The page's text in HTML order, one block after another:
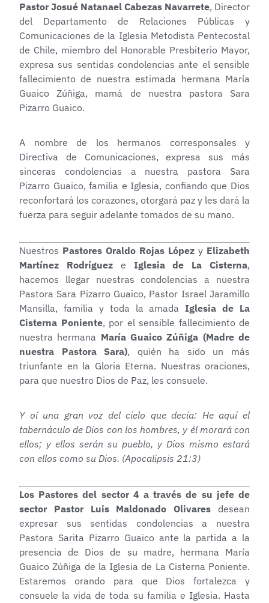
Pastor Josué Natanael Cabezas Navarrete, Director
del Departamento de Relaciones Públicas y
Comunicaciones de la Iglesia Metodista Pentecostal
de Chile, miembro del Honorable Presbiterio Mayor,
expresa sus sentidas condolencias ante el sensible
fallecimiento de nuestra estimada hermana María
Guaico Zúñiga, mamá de nuestra pastora Sara
Pizarro Guaico.
A nombre de los hermanos corresponsales y
Directiva de Comunicaciones, expresa sus más
sinceras condolencias a nuestra pastora Sara
Pizarro Guaico, familia e Iglesia, confiando que Dios
reconfortará los corazones, otorgará paz y les dará la
fuerza para seguir adelante tomados de su mano.
Nuestros Pastores Oraldo Rojas López y Elizabeth
Martínez Rodrígueze Iglesia de La Cisterna,
hacemos llegar nuestras condolencias a nuestra
Pastora Sara Pizarro Guaico, Pastor Israel Jaramillo
Mansilla, familia y toda la amada Iglesia de La
Cisterna Poniente, por el sensible fallecimiento de
nuestra hermana María Guaico Zúñiga (Madre de
nuestra Pastora Sara), quién ha sido un más
triunfante en la Gloria Eterna. Nuestras oraciones,
para que nuestro Dios de Paz, les consuele.
Y oí una gran voz del cielo que decía: He aquí el
tabernáculo de Dios con los hombres, y él morará con
ellos; y ellos serán su pueblo, y Dios mismo estará
con ellos como su Dios. (Apocalipsis 21:3)
Los Pastores del sector 4 a través de su jefe de
sector Pastor Luis Maldonado Olivares desean
expresar sus sentidas condolencias a nuestra
Pastora Sarita Pizarro Guaico ante la partida a la
presencia de Dios de su madre, hermana María
Guaico Zúñiga de la Iglesia de La Cisterna Poniente.
Estaremos orando para que Dios fortalezca y
consuele la vida de toda su familia e Iglesia. Hasta